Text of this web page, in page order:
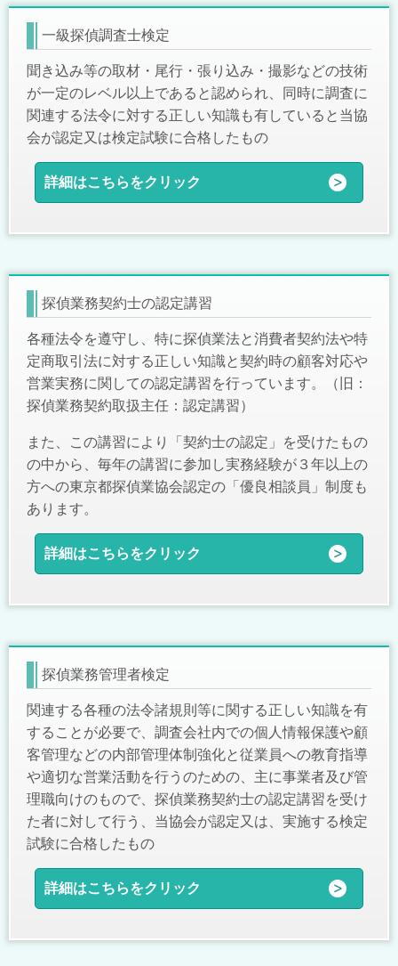
一級探偵調査士検定
聞き込み等の取材・尾行・張り込み・撮影などの技術
が一定のレベル以上であると認められ、同時に調査に
関連する法令に対する正しい知識も有していると当協
会が認定又は検定試験に合格したもの
詳細はこちらをクリック
探偵業務契約士の認定講習
各種法令を遵守し、特に探偵業法と消費者契約法や特
定商取引法に対する正しい知識と契約時の顧客対応や
営業実務に関しての認定講習を行っています。（旧：
探偵業務契約取扱主任：認定講習）
また、この講習により「契約士の認定」を受けたもの
の中から、毎年の講習に参加し実務経験が３年以上の
方への東京都探偵業協会認定の「優良相談員」制度も
あります。
詳細はこちらをクリック
探偵業務管理者検定
関連する各種の法令諸規則等に関する正しい知識を有
することが必要で、調査会社内での個人情報保護や顧
客管理などの内部管理体制強化と従業員への教育指導
や適切な営業活動を行うのための、主に事業者及び管
理職向けのもので、探偵業務契約士の認定講習を受け
た者に対して行う、当協会が認定又は、実施する検定
試験に合格したもの
詳細はこちらをクリック